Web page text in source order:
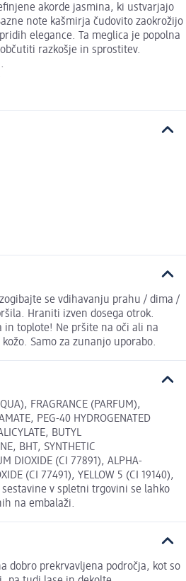
akorde jasmina, ki ustvarjajo
note kašmirja čudovito zaokrožijo
elegance. Ta meglica je popolna
razkošje in sprostitev.
se vdihavanju prahu / dima /
Hraniti izven dosega otrok.
in toplote! Ne pršite na oči ali na
Samo za zunanjo uporabo.
FRAGRANCE (PARFUM),
PEG-40 HYDROGENATED
BUTYL
BHT, SYNTHETIC
DIOXIDE (CI 77891), ALPHA-
(CI 77491), YELLOW 5 (CI 19140),
sestavine v spletni trgovini se lahko
na embalaži.
dobro prekrvavljena področja, kot so